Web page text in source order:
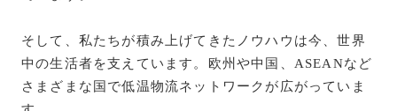
そして、私たちが積み上げてきたノウハウは今、世界
中の生活者を支えています。欧州や中国、ASEANなど
さまざまな国で低温物流ネットワークが広がっていま